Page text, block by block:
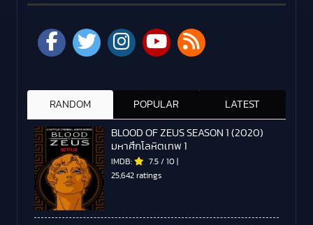
RANDOM POPULAR LATEST
BLOOD OF ZEUS SEASON 1 (2020)
มหาศึกโลหิตเทพ 1
IMDB: 7.5 / 10 |
25,642 ratings